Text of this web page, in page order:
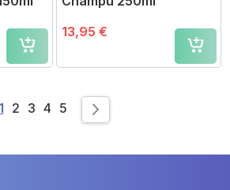
13,95 €
Page
You're currently reading page
1 Page
2 Page
3 Page
4 Page
5